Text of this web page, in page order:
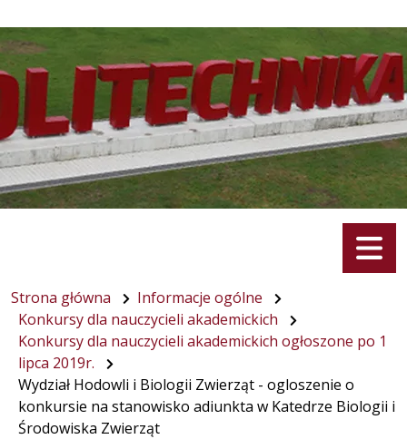
kontrastowa
Menu
Strona główna
Informacje ogólne
Konkursy dla nauczycieli akademickich
Konkursy dla nauczycieli akademickich ogłoszone po 1
lipca 2019r.
Wydział Hodowli i Biologii Zwierząt - ogloszenie o
konkursie na stanowisko adiunkta w Katedrze Biologii i
Środowiska Zwierząt